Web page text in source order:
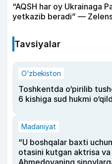
“AQSH har oy Ukrainaga
yetkazib beradi” —
Tavsiyalar
O‘zbekiston
Toshkentda o‘pirilib
6 kishiga sud hukmi
Madaniyat
“U boshqalar baxti
otasini kutgan aktrisa